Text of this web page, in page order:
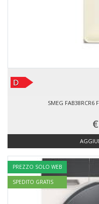
SMEG FAB38RCR6
PREZZO SOLO WEB
SPEDITO GRATIS